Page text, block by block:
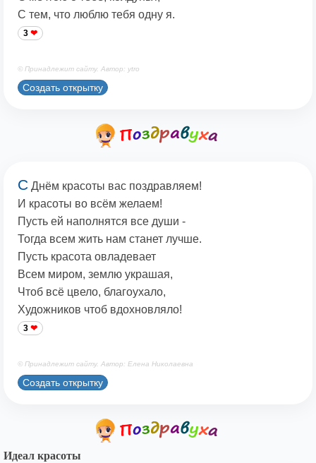
С тем, что люблю тебя одну я.
3
© Принадлежит сайту. Автор: ytro
Создать открытку
С Днём красоты вас поздравляем!
И красоты во всём желаем!
Пусть ей наполнятся все души -
Тогда всем жить нам станет лучше.
Пусть красота овладевает
Всем миром, землю украшая,
Чтоб всё цвело, благоухало,
Художников чтоб вдохновляло!
3
© Принадлежит сайту. Автор: Елена Николаевна
Создать открытку
Идеал красоты